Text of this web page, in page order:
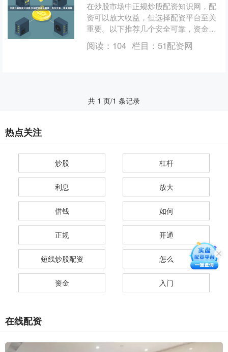
在炒股市场中正规炒股配资知识网，配
资可以放大收益，但选择配资平台至关
重要。以下推荐几个安全可靠，资金保
障的炒股配资平台： 1. 关注新兴产业：
随着科技的快速发展....
阅读： 104 栏目： 51配资网
共 1 页/1 条记录
热点关注
炒股 杠杆
利息 放大
借钱 如何
正规 开通
短线炒股配资 怎么
资金 入门
在线配资